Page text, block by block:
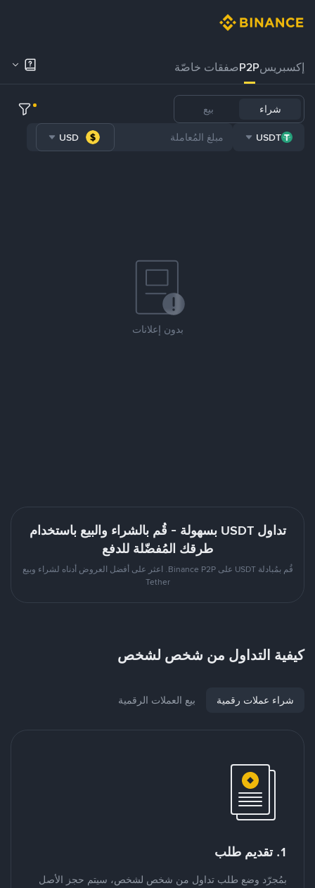
إكسبريسP2Pصفقات خاصّة
شراء بيع
USDT
USD
بدون إعلانات
تداول USDT بسهولة - قُم بالشراء والبيع باستخدام
طرقك المُفضّلة للدفع
قُم بمُبادلة USDT على Binance P2P. اعثر على أفضل العروض أدناه لشراء وبيع
Tether
كيفية التداول من شخص لشخص
شراء عملات رقمية بيع العملات الرقمية
1. تقديم طلب
بمُجرّد وضع طلب تداول من شخص لشخص، سيتم حجز الأصل